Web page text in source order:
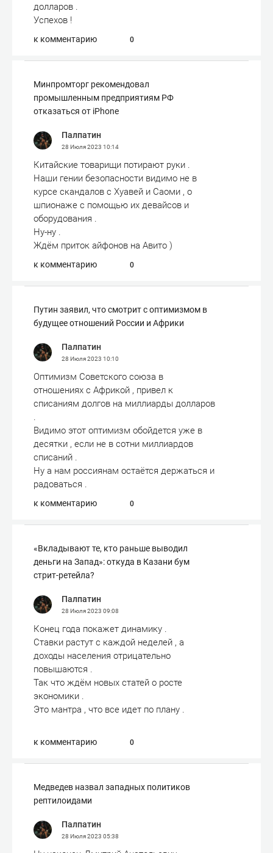
долларов .
Успехов !
к комментарию 0
Минпромторг рекомендовал
промышленным предприятиям РФ
отказаться от iPhone
Палпатин
28 Июля 2023 10:14
Китайские товарищи потирают руки .
Наши гении безопасности видимо не в
курсе скандалов с Хуавей и Саоми , о
шпионаже с помощью их девайсов и
оборудования .
Ну-ну .
Ждём приток айфонов на Авито )
к комментарию 0
Путин заявил, что смотрит с оптимизмом в
будущее отношений России и Африки
Палпатин
28 Июля 2023 10:10
Оптимизм Советского союза в
отношениях с Африкой , привел к
списаниям долгов на миллиарды долларов
.
Видимо этот оптимизм обойдется уже в
десятки , если не в сотни миллиардов
списаний .
Ну а нам россиянам остаётся держаться и
радоваться .
к комментарию 0
«Вкладывают те, кто раньше выводил
деньги на Запад»: откуда в Казани бум
стрит-ретейла?
Палпатин
28 Июля 2023 09:08
Конец года покажет динамику .
Ставки растут с каждой неделей , а
доходы населения отрицательно
повышаются .
Так что ждём новых статей о росте
экономики .
Это мантра , что все идет по плану .
к комментарию 0
Медведев назвал западных политиков
рептилоидами
Палпатин
28 Июля 2023 05:38